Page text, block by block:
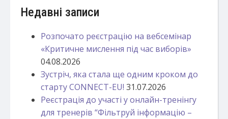
Недавні записи
Розпочато реєстрацію на вебсемінар
«Критичне мислення під час виборів»
04.08.2026
Зустріч, яка стала ще одним кроком до
старту CONNECT-EU! 31.07.2026
Реєстрація до участі у онлайн-тренінгу
для тренерів “Фільтруй інформацію –